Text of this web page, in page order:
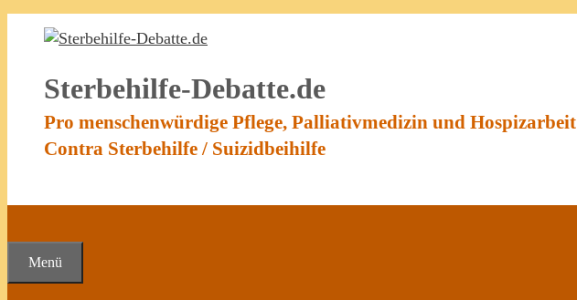
Sterbehilfe-Debatte.de
Pro menschenwürdige Pflege, Palliativmedizin und Hospizarbeit
Contra Sterbehilfe / Suizidbeihilfe
Menü